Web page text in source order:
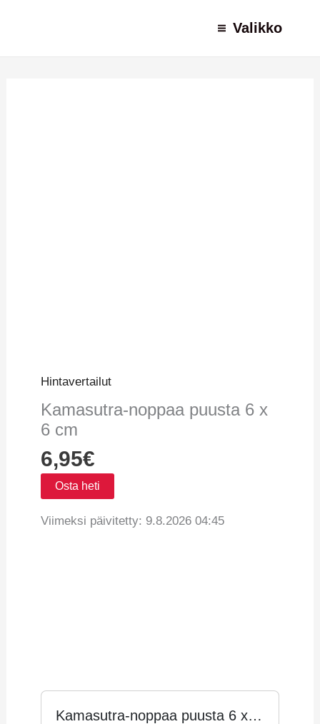
Valikko
Hintavertailut
Kamasutra-noppaa puusta 6 x
6 cm
6,95€
Osta heti
Viimeksi päivitetty: 9.8.2026 04:45
Kamasutra-noppaa puusta 6 x 6